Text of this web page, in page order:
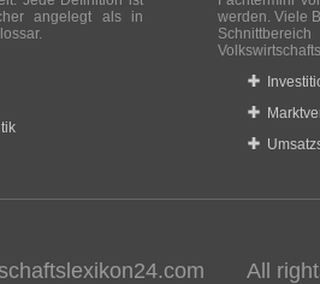
angelegt als in
werden. Viele
All